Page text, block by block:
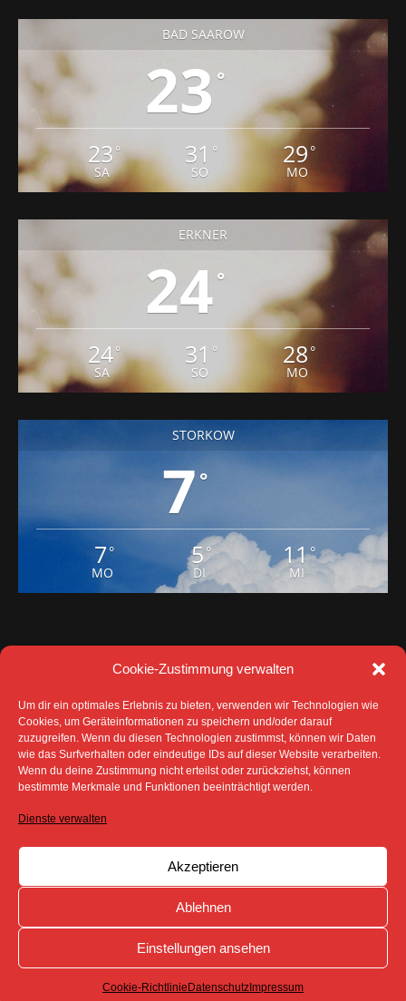
Cookie-Zustimmung verwalten
Um dir ein optimales Erlebnis zu bieten, verwenden wir Technologien wie
Cookies, um Geräteinformationen zu speichern und/oder darauf
zuzugreifen. Wenn du diesen Technologien zustimmst, können wir Daten
wie das Surfverhalten oder eindeutige IDs auf dieser Website verarbeiten.
Wenn du deine Zustimmung nicht erteilst oder zurückziehst, können
bestimmte Merkmale und Funktionen beeinträchtigt werden.
Dienste verwalten
Akzeptieren
Ablehnen
Einstellungen ansehen
Cookie-Richtlinie Datenschutz Impressum
BAD SAAROW
23 °
23 °
SA
31 °
SO
29 °
MO
ERKNER
24°
24°
SA
31 °
SO
28 °
MO
STORKOW
7°
7 °
MO
5°
DI
11°
MI
DATENSCHUTZ
IMPRESSUM
COOKIE-RICHTLINIE (EU)
SÄMTLICHE TEXTE, BILDER UND ANDERE
SOFERN NICHT ANDERS GEKENNZEICHNET- DEM
COPYRIGHT DES SPREEBOTE ONLINE ODER WERDEN
MIT ERLAUBNIS DER RECHTEINHABER
VERÖFFENTLICHT.